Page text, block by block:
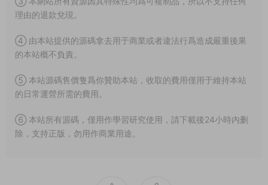
理由的退款兌現。
④ 由本站提供的源碼拿去用于商業或者違法行爲造成嚴重後果
的本站概不負責。
⑤ 本站源碼售價隻爲你贊助本站，收取的費用僅用于維持本站
的日常運營所需的費用。
⑥ 本站所有源碼，僅用作學習研究使用，請下載後24小時内删
除，支持正版，勿用作商業用途。